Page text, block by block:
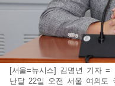
[서울=뉴시스] 김명년 기자 =
난달 22일 오전 서울 여의도